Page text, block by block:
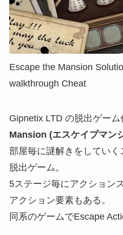
Escape the Mansion
walkthrough Cheat
Gipnetix LTD の脱出ゲーム
Mansion (エスケイプマン
部屋毎に謎解きをしてい
脱出ゲーム。
5ステージ毎にアクション
アクション要素もある。
同系のゲームでEscape